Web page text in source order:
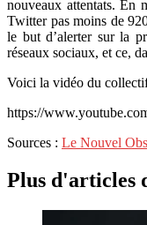
nouveaux attentats. En
Twitter pas moins de
le but d’alerter sur la
réseaux sociaux, et ce,
Voici la vidéo du
https://
Sources : Le Nouvel
Plus d'articles